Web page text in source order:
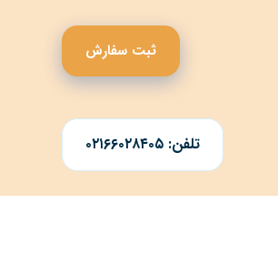
ثبت سفارش
تلفن: ۰۲۱۶۶۰۲۸۴۰۵